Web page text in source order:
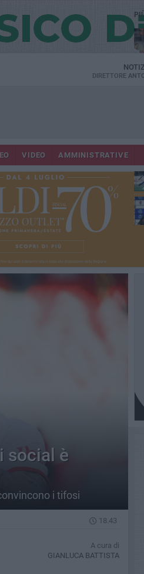
DIRETTORE
VIDEO AMMINISTRATIVE
social è
i tifosi
18.43
A cura di
GIANLUCA BATTISTA